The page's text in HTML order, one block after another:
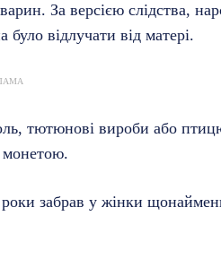
За версією слідства,
відлучати від матері.
тютюнові вироби або
монетою.
забрав у жінки